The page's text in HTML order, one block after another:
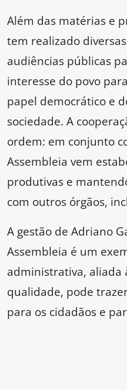
Além das matérias e
tem realizado
audiências públicas
interesse do povo
papel democrático e
sociedade. A
ordem: em conjunto
Assembleia vem
produtivas e
com outros órgãos,
A gestão de Adriano
Assembleia é um
administrativa, aliada
qualidade, pode
para os cidadãos e